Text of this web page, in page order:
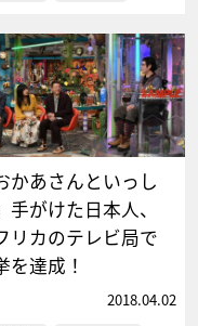
かあさんといっし
手がけた日本人、
リカのテレビ局で
を達成！
2018.04.02